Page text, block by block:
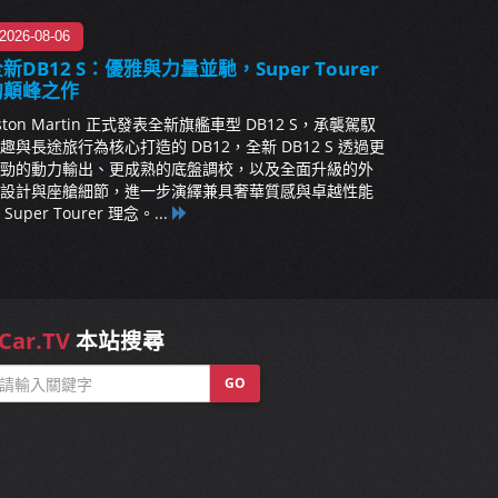
08-06
DB12 S：優雅與力量並馳，Super Tourer
峰之作
Martin 正式發表全新旗艦車型 DB12 S，承襲駕馭
與長途旅行為核心打造的 DB12，全新 DB12 S 透過更
的動力輸出、更成熟的底盤調校，以及全面升級的外
計與座艙細節，進一步演繹兼具奢華質感與卓越性能
Super Tourer 理念。...
本站搜尋
GO